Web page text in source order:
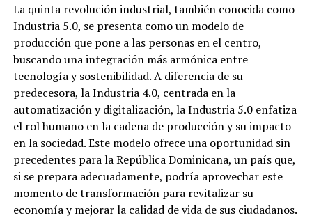
La quinta revolución industrial, también conocida como
Industria 5.0, se presenta como un modelo de
producción que pone a las personas en el centro,
buscando una integración más armónica entre
tecnología y sostenibilidad. A diferencia de su
predecesora, la Industria 4.0, centrada en la
automatización y digitalización, la Industria 5.0 enfatiza
el rol humano en la cadena de producción y su impacto
en la sociedad. Este modelo ofrece una oportunidad sin
precedentes para la República Dominicana, un país que,
si se prepara adecuadamente, podría aprovechar este
momento de transformación para revitalizar su
economía y mejorar la calidad de vida de sus ciudadanos.